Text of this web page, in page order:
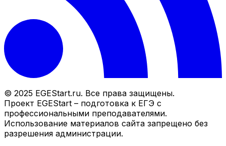
© 2025 EGEStart.ru. Все права защищены.
Проект EGEStart – подготовка к ЕГЭ с
профессиональными преподавателями.
Использование материалов сайта запрещено без
разрешения администрации.